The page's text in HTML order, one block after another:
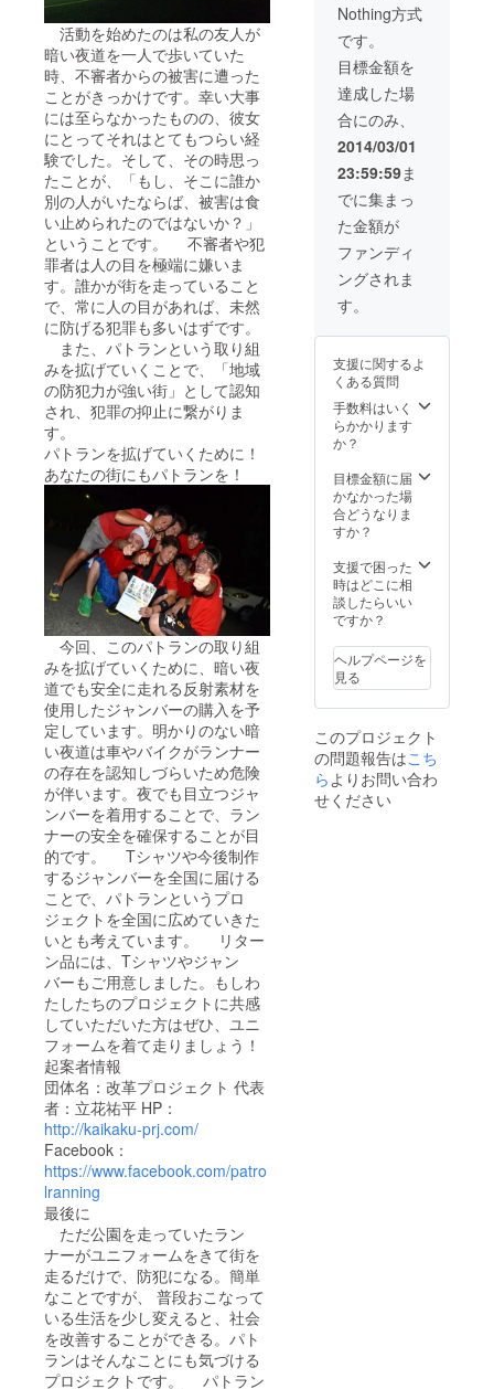
活動を始めたのは私の友人が
暗い夜道を一人で歩いていた
時、不審者からの被害に遭った
ことがきっかけです。幸い大事
には至らなかったものの、彼女
にとってそれはとてもつらい経
験でした。そして、その時思っ
たことが、「もし、そこに誰か
別の人がいたならば、被害は食
い止められたのではないか？」
ということです。 不審者や犯
罪者は人の目を極端に嫌いま
す。誰かが街を走っていること
で、常に人の目があれば、未然
に防げる犯罪も多いはずです。
また、パトランという取り組
みを拡げていくことで、「地域
の防犯力が強い街」として認知
され、犯罪の抑止に繋がりま
す。
パトランを拡げていくために！
あなたの街にもパトランを！
今回、このパトランの取り組
みを拡げていくために、暗い夜
道でも安全に走れる反射素材を
使用したジャンバーの購入を予
定しています。明かりのない暗
い夜道は車やバイクがランナー
の存在を認知しづらいため危険
が伴います。夜でも目立つジャ
ンバーを着用することで、ラン
ナーの安全を確保することが目
的です。 Tシャツや今後制作
するジャンバーを全国に届ける
ことで、パトランというプロ
ジェクトを全国に広めていきた
いとも考えています。 リター
ン品には、Tシャツやジャン
バーもご用意しました。もしわ
たしたちのプロジェクトに共感
していただいた方はぜひ、ユニ
フォームを着て走りましょう！
起案者情報
団体名：改革プロジェクト 代表
者：立花祐平 HP：
http://kaikaku-prj.com/
Facebook：
https://www.facebook.com/patro
lranning
最後に
ただ公園を走っていたラン
ナーがユニフォームをきて街を
走るだけで、防犯になる。簡単
なことですが、 普段おこなって
いる生活を少し変えると、社会
を改善することができる。パト
ランはそんなことにも気づける
プロジェクトです。 パトラン
Nothing方式
です。
目標金額を
達成した場
合にのみ、
2014/03/01
23:59:59ま
でに集まっ
た金額が
ファンディ
ングされま
す。
支援に関するよ
くある質問
手数料はいく
らかかります
か？
目標金額に届
かなかった場
合どうなりま
すか？
支援で困った
時はどこに相
談したらいい
ですか？
ヘルプページを
見る
このプロジェクト
の問題報告はこち
ら よりお問い合わ
せください